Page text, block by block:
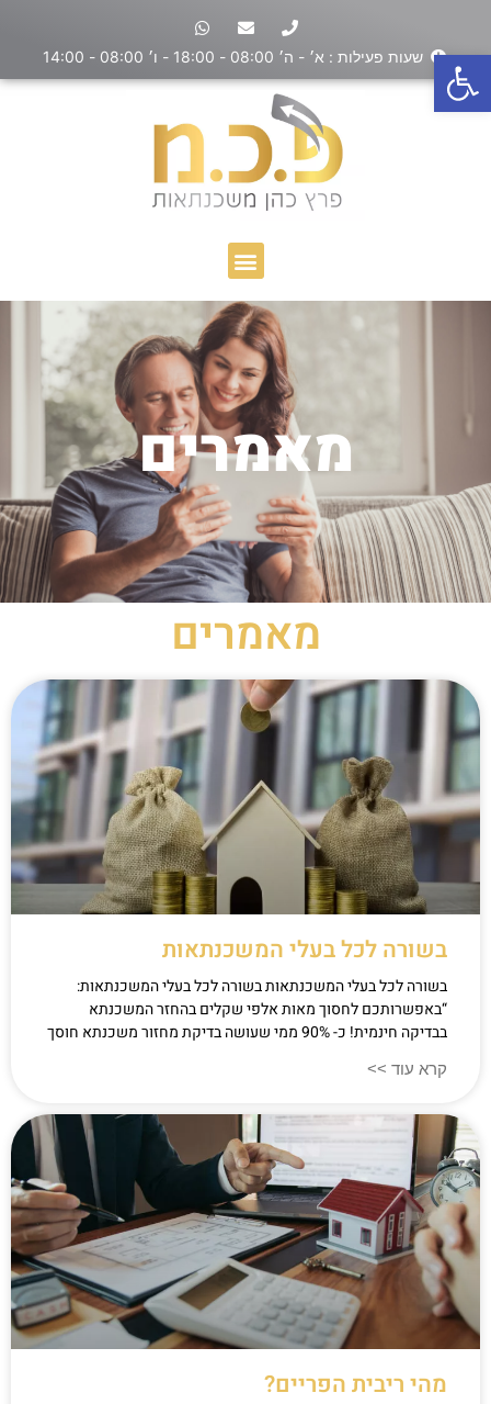
פתח סרגל נגישות
שעות פעילות : א׳ - ה׳ 08:00 - 18:00 - ו׳ 08:00 - 14:00
מאמרים
מאמרים
בשורה לכל בעלי המשכנתאות
בשורה לכל בעלי המשכנתאות בשורה לכל בעלי המשכנתאות:
“באפשרותכם לחסוך מאות אלפי שקלים בהחזר המשכנתא
בבדיקה חינמית! כ- 90% ממי שעושה בדיקת מחזור משכנתא חוסך
קרא עוד >>
מהי ריבית הפריים?